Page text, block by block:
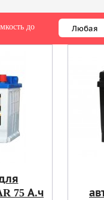
до
75 А.ч